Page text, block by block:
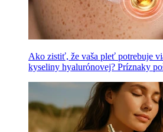
Ako zistiť, že vaša pleť potrebuje
kyseliny hyalurónovej? Príznaky